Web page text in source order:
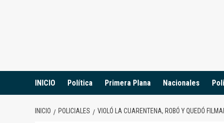
INICIO Política Primera Plana Nacionales
INICIO POLICIALES VIOLÓ LA CUARENTENA, ROBÓ Y QUEDÓ